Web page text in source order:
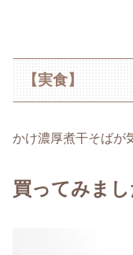
【実食】
かけ濃厚煮干そばが
買ってみまし